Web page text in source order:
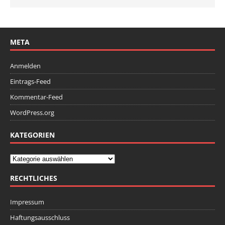
META
Anmelden
Eintrags-Feed
Kommentar-Feed
WordPress.org
KATEGORIEN
RECHTLICHES
Impressum
Haftungsausschluss